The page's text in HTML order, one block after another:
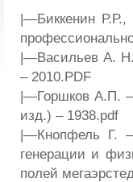
|—Биккенин
|—Васильев А. Н.
– 2010.PDF
|—Горшков А.П. –
изд.) – 1938.pdf
|—Кнопфель Г.
генерации и
полей